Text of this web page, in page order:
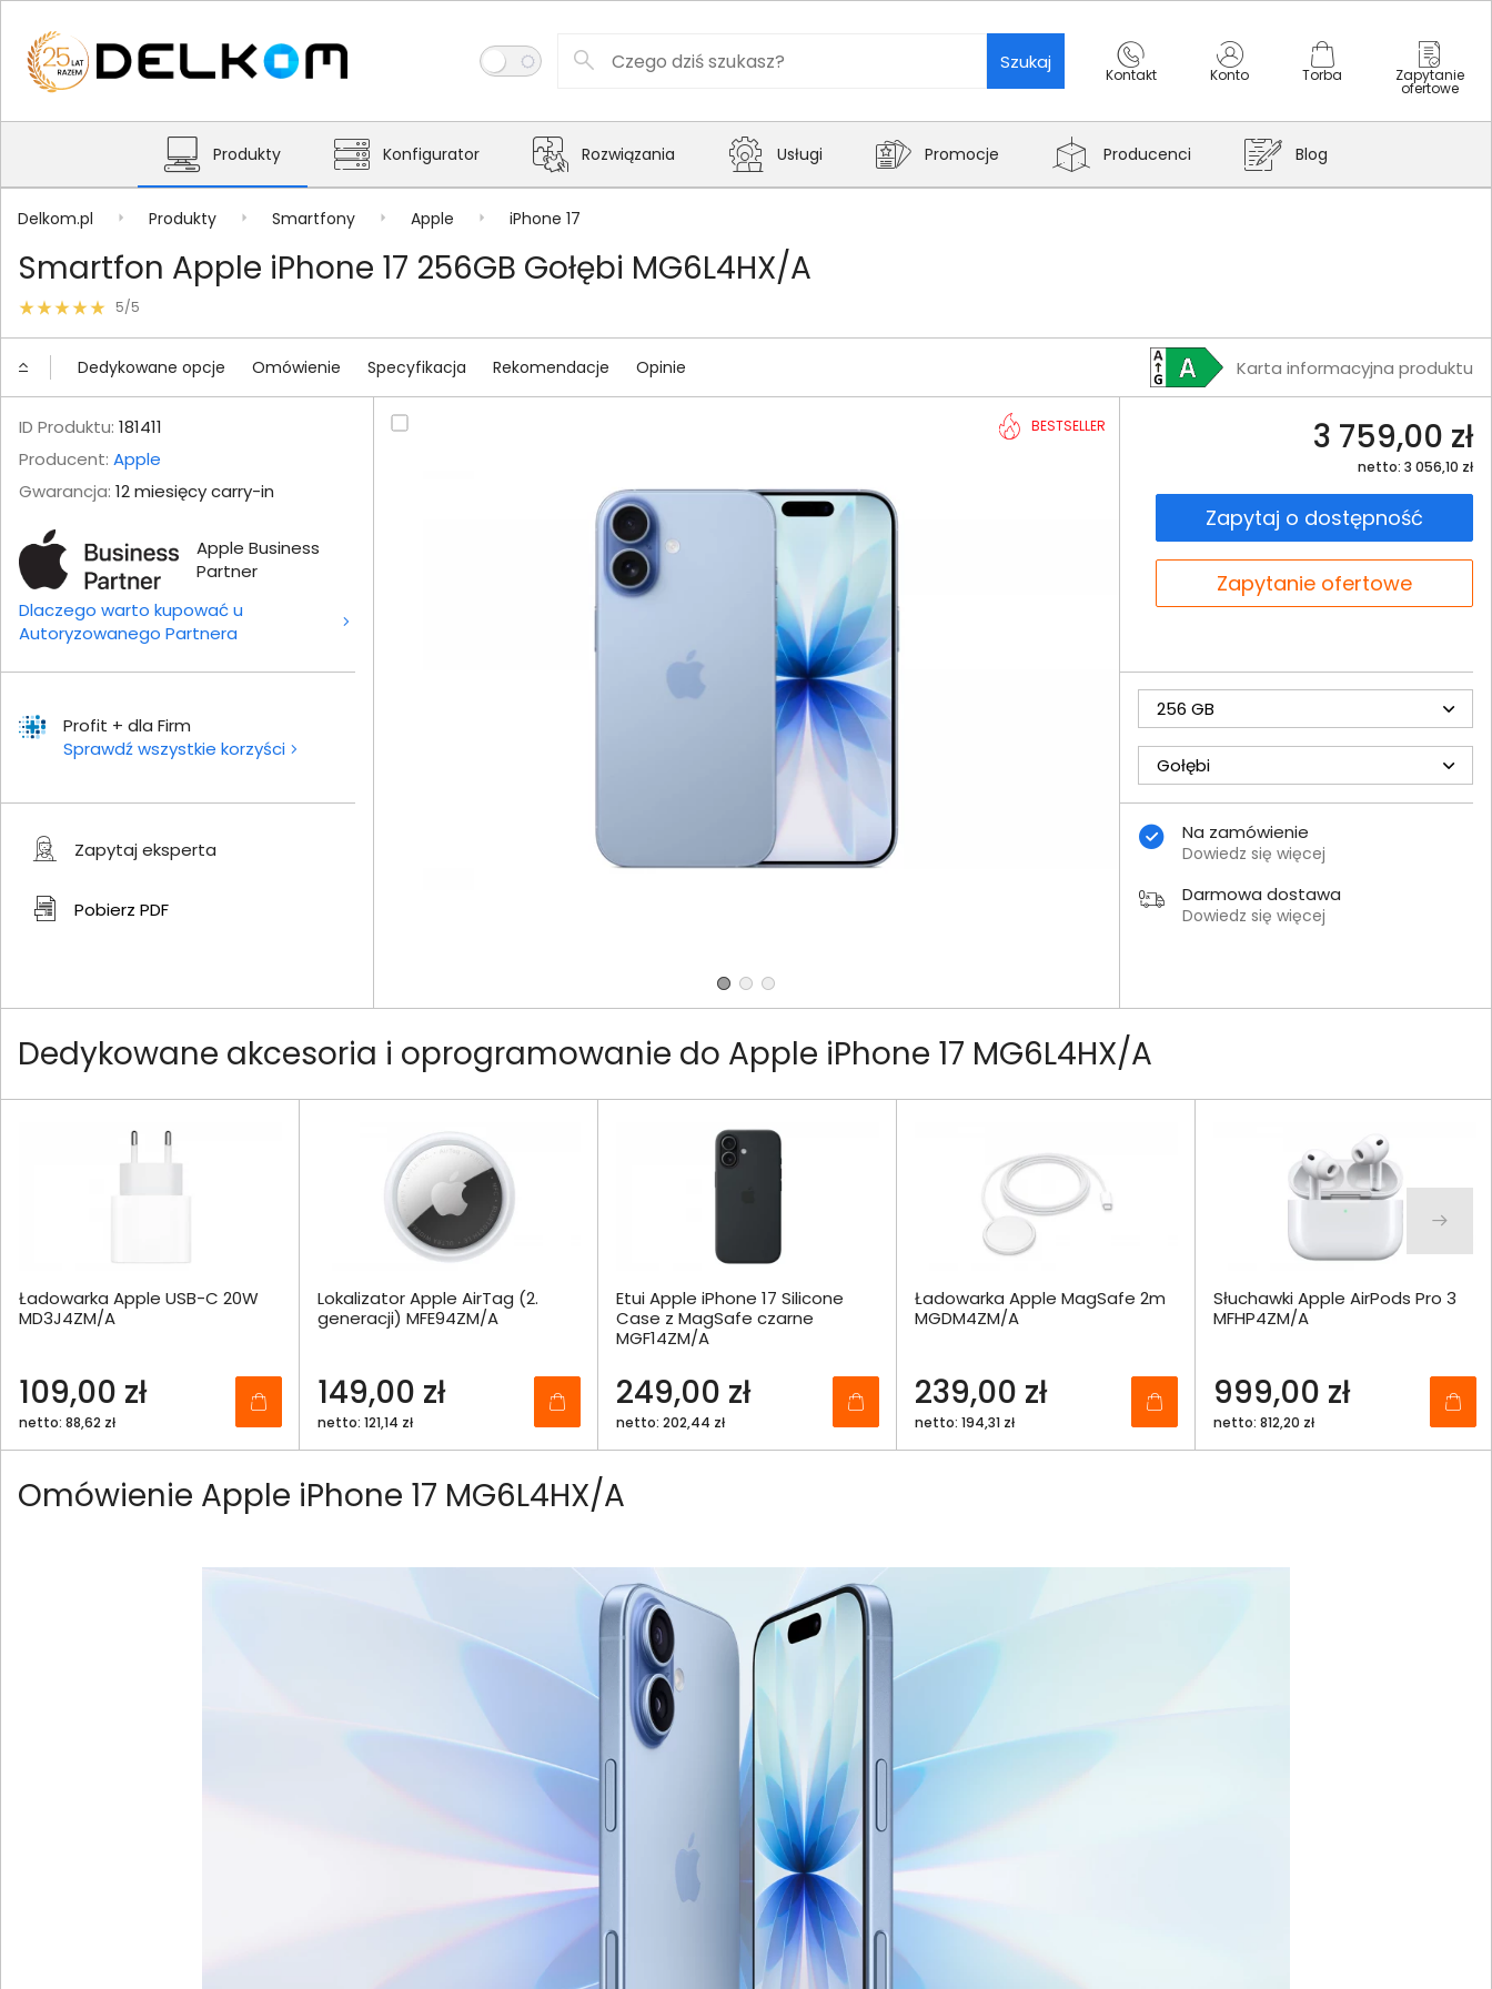
Szukaj
Kontakt Konto Torba Zapytanie
ofertowe
Produkty Konfigurator Rozwiązania Usługi Promocje Producenci Blog
Delkom.pl Produkty Smartfony Apple iPhone 17
Smartfon Apple iPhone 17 256GB Gołębi MG6L4HX/A
5/5
Dedykowane opcje Omówienie Specyfikacja Rekomendacje Opinie Karta informacyjna produktu
ID Produktu: 181411
Producent: Apple
Gwarancja: 12 miesięcy carry-in
Apple Business
Partner
Dlaczego warto kupować u
Autoryzowanego Partnera
Profit + dla Firm
Sprawdź wszystkie korzyści
Zapytaj eksperta
Pobierz PDF
BESTSELLER 3 759,00 zł
netto: 3 056,10 zł
Zapytaj o dostępność
Zapytanie ofertowe
256 GB
Gołębi
Na zamówienie
Dowiedz się więcej
Darmowa dostawa
Dowiedz się więcej
Dedykowane akcesoria i oprogramowanie do Apple iPhone 17 MG6L4HX/A
Ładowarka Apple USB-C 20W
MD3J4ZM/A
109,00 zł
netto: 88,62 zł
Lokalizator Apple AirTag (2.
generacji) MFE94ZM/A
149,00 zł
netto: 121,14 zł
Etui Apple iPhone 17 Silicone
Case z MagSafe czarne
MGF14ZM/A
249,00 zł
netto: 202,44 zł
Ładowarka Apple MagSafe 2m
MGDM4ZM/A
239,00 zł
netto: 194,31 zł
Słuchawki Apple AirPods Pro 3
MFHP4ZM/A
999,00 zł
netto: 812,20 zł
Omówienie Apple iPhone 17 MG6L4HX/A